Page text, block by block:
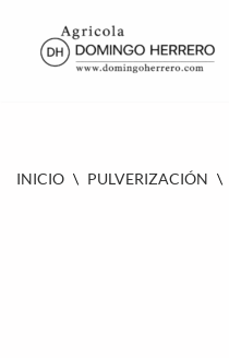
SALTAR
INICIO \ PULVERIZACIÓN \